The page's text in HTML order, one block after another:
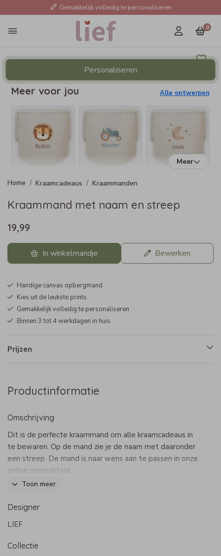
Gemakkelijk volledig te personaliseren
0
Personaliseren
Meer voor jou Alle ontwerpen
Meer
Kraamcadeaus Kraammanden
Kraammand met naam en streep
19,99
In winkelmandje Bewerken
Handige canvas opbergmand
Kies uit de leukste prints
Gemakkelijk volledig te personaliseren
Binnen 3 tot 4 werkdagen in huis
Prijzen
Productinformatie
Omschrijving
Dit is de perfecte kraammand om alle kraamcadeaus in
te bewaren. Op de mand zie je de naam met daaronder
een streep. De mand is naar wens aan te passen in onze
online opmaaktool.
- Afmetingen: 40 x40 cm
- Materiaal: canvas
- Stevige katoenen hengsels
Toon meer
Designer
LIEF
Collectie